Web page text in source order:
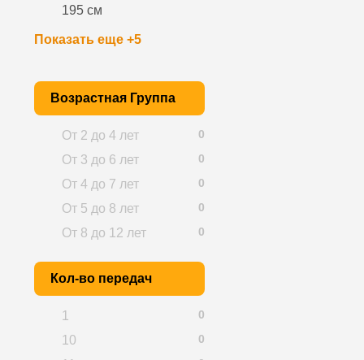
195 см
Показать еще +5
Возрастная Группа
0
От 2 до 4 лет
0
От 3 до 6 лет
0
От 4 до 7 лет
0
От 5 до 8 лет
0
От 8 до 12 лет
Кол-во передач
0
1
0
10